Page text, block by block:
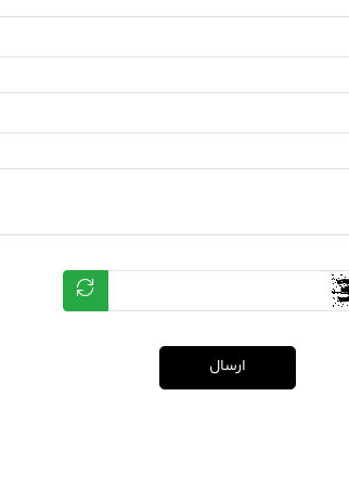
ارسال